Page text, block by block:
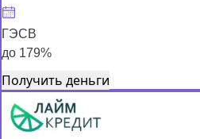
ГЭСВ
до 179%
Получить деньги